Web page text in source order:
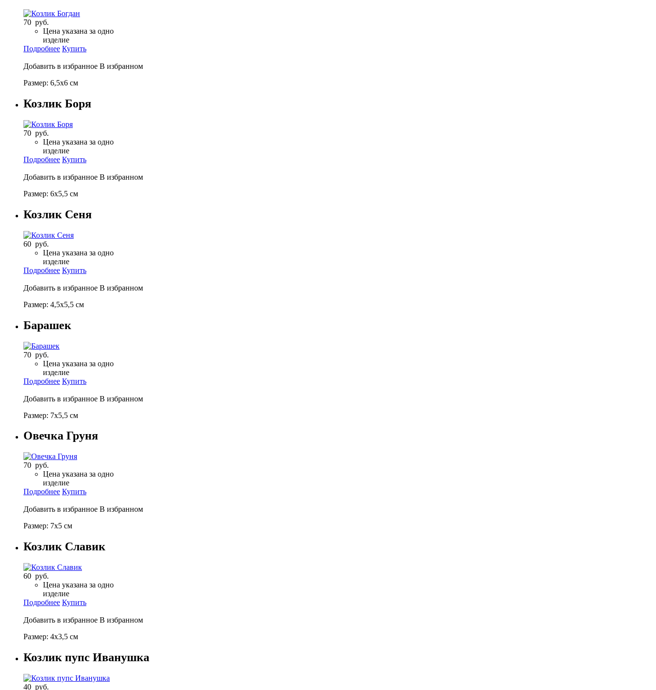
70 руб.
Цена указана за одно
изделие
Подробнее Купить
Добавить в избранное В избранном
Размер: 6,5х6 см
Козлик Боря
70 руб.
Цена указана за одно
изделие
Подробнее Купить
Добавить в избранное В избранном
Размер: 6х5,5 см
Козлик Сеня
60 руб.
Цена указана за одно
изделие
Подробнее Купить
Добавить в избранное В избранном
Размер: 4,5х5,5 см
Барашек
70 руб.
Цена указана за одно
изделие
Подробнее Купить
Добавить в избранное В избранном
Размер: 7х5,5 см
Овечка Груня
70 руб.
Цена указана за одно
изделие
Подробнее Купить
Добавить в избранное В избранном
Размер: 7х5 см
Козлик Славик
60 руб.
Цена указана за одно
изделие
Подробнее Купить
Добавить в избранное В избранном
Размер: 4х3,5 см
Козлик пупс Иванушка
40 руб.